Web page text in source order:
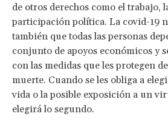
de otros derechos como el trabajo,
participación política. La covid-19
también que todas las personas
conjunto de apoyos económicos y
con las medidas que les protegen
muerte. Cuando se les obliga a
vida o la posible exposición a un
elegirá lo segundo.